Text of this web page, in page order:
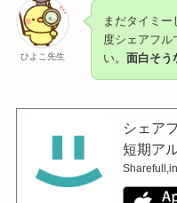
ひよこ先生
まだタイミ
度シェアフル
い。面白そう
シェア
短期ア